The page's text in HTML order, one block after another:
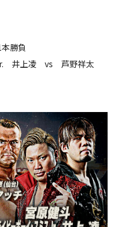
勝負
井上凌 vs 芦野祥太